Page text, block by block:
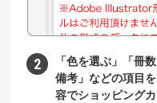
「色を選ぶ」「冊
備考」などの項目
容でショッピング